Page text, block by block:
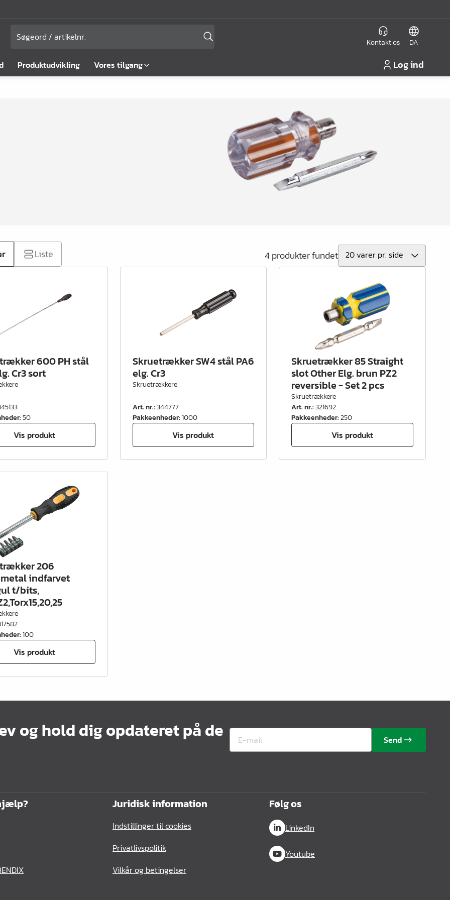
Kontakt os DA
Produktudvikling Vores tilgang Log ind
Liste 4 produkter fundet
600 PH stål
Cr3 sort
:50
Vis produkt
Skruetrækker SW4 stål PA6
elg. Cr3
Skruetrækkere
Art. nr.:344777
Pakkeenheder:1000
Vis produkt
Skruetrækker 85 Straight
slot Other Elg. brun PZ2
reversible - Set 2 pcs
Skruetrækkere
Art. nr.:321692
Pakkeenheder:250
Vis produkt
206
indfarvet
t/bits,
:100
Vis produkt
og hold dig opdateret på de Send
Juridisk information
Indstillinger til cookies
Privatlivspolitik
Vilkår og betingelser
Følg os
LinkedIn
Youtube